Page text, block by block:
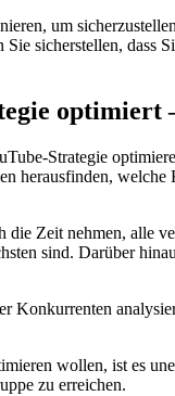
um
sicherstellen, dass
optimiert
Strategie
herausfinden,
Zeit nehmen, alle
sind. Darüber
wollen, ist es
zu erreichen.